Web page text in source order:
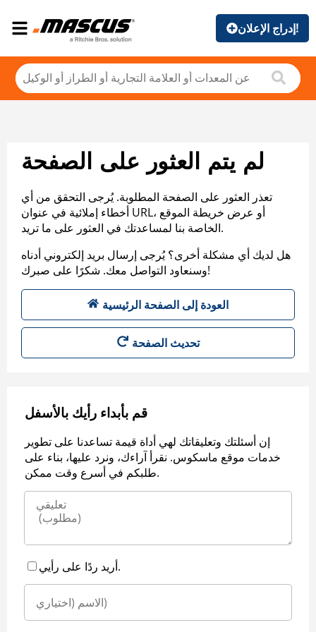
إدراج الإعلان!
لم يتم العثور على الصفحة
تعذر العثور على الصفحة المطلوبة. يُرجى التحقق من أي
أخطاء إملائية في عنوان URL، أو عرض خريطة الموقع
الخاصة بنا لمساعدتك في العثور على ما تريد.
هل لديك أي مشكلة أخرى؟ يُرجى إرسال بريد إلكتروني أدناه
وسنعاود التواصل معك. شكرًا على صبرك!
العودة إلى الصفحة الرئيسية
تحديث الصفحة
قم بأبداء رأيك بالأسفل
إن أسئلتك وتعليقاتك لهي أداة قيمة تساعدنا على تطوير
خدمات موقع ماسكوس. نقرأ آراءك، ونرد عليها، بناء على
طلبكم في أسرع وقت ممكن.
أريد ردًا على رأيي.